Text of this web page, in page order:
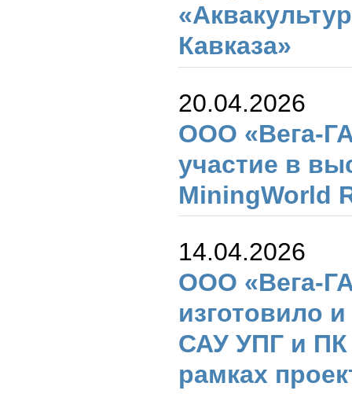
Кавказа»
20.04.2026
ООО «Вега-
участие в
MiningWorld
14.04.2026
ООО «Вега-
изготовило
САУ УПГ и
рамках